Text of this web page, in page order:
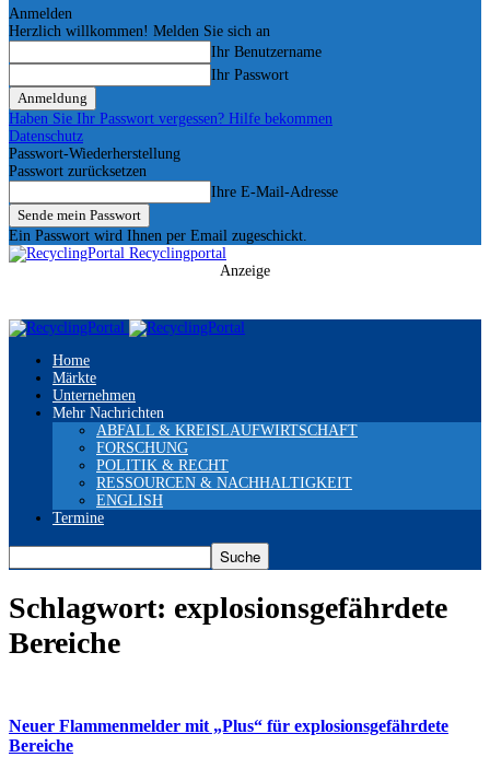
Anmelden
Herzlich willkommen! Melden Sie sich an
Ihr Benutzername
Ihr Passwort
Haben Sie Ihr Passwort vergessen? Hilfe bekommen
Datenschutz
Passwort-Wiederherstellung
Passwort zurücksetzen
Ihre E-Mail-Adresse
Ein Passwort wird Ihnen per Email zugeschickt.
Recyclingportal
Anzeige
Home
Märkte
Unternehmen
Mehr Nachrichten
ABFALL & KREISLAUFWIRTSCHAFT
FORSCHUNG
POLITIK & RECHT
RESSOURCEN & NACHHALTIGKEIT
ENGLISH
Termine
Schlagwort: explosionsgefährdete
Bereiche
Neuer Flammenmelder mit „Plus“ für explosionsgefährdete
Bereiche